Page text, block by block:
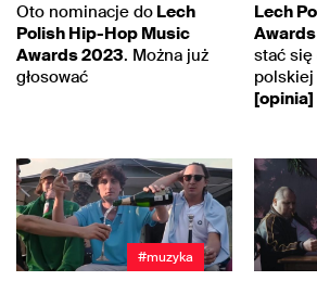
Oto nominacje do Lech
Polish Hip-Hop Music
Awards 2023. Można już
głosować
Lech
Awards
stać się
[opinia]
#muzyka